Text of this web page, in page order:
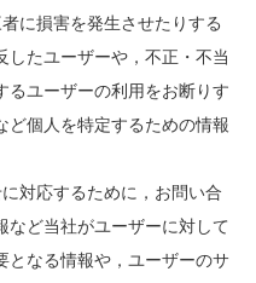
に損害を発生させたりする
したユーザーや，不正・不当
るユーザーの利用をお断りす
ど個人を特定するための情報
対応するために，お問い合
など当社がユーザーに対して
となる情報や，ユーザーのサ